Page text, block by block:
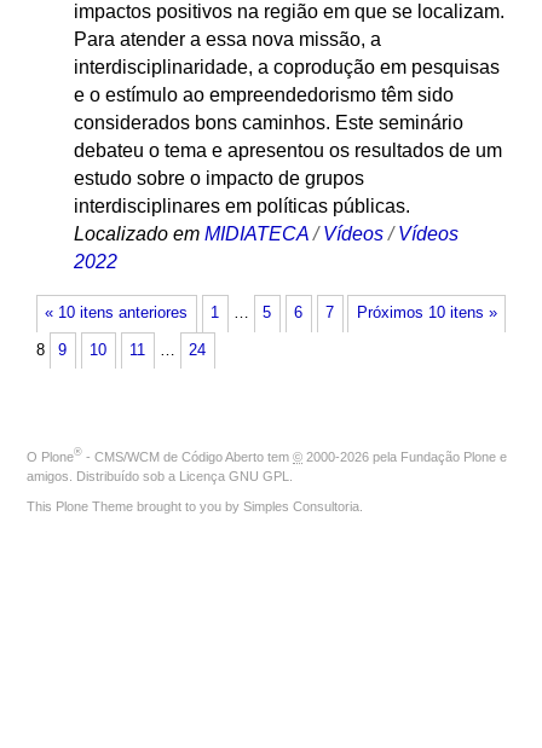
impactos positivos na região em que se localizam.
Para atender a essa nova missão, a
interdisciplinaridade, a coprodução em pesquisas
e o estímulo ao empreendedorismo têm sido
considerados bons caminhos. Este seminário
debateu o tema e apresentou os resultados de um
estudo sobre o impacto de grupos
interdisciplinares em políticas públicas.
Localizado em MIDIATECA /Vídeos /Vídeos
2022
« 10 itens anteriores Próximos 10 itens »
1 … 5 6 7
8 9 10 11 … 24
O Plone® - CMS/WCM de Código Aberto tem © 2000-2026 pela Fundação Plone e
amigos. Distribuído sob a Licença GNU GPL
This Plone Theme brought to you by Simples Consultoria